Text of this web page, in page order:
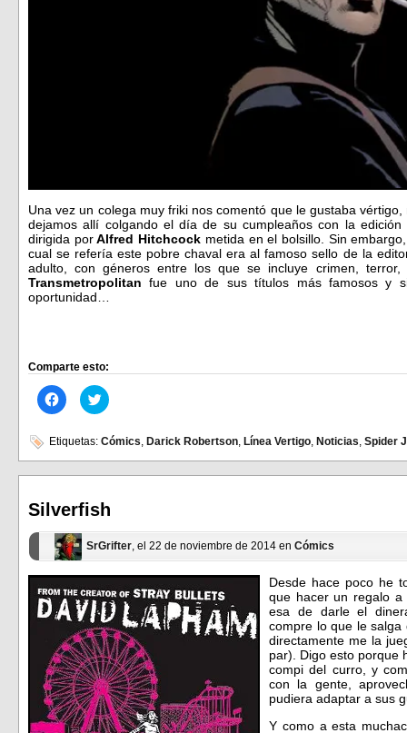
Una vez un colega muy friki nos comentó que le gustaba
dejamos allí colgando el día de su cumpleaños con la
dirigida porAlfred Hitchcock metida en el bolsillo. Sin
cual se refería este pobre chaval era al famoso sello de la
adulto, con géneros entre los que se incluye crimen,
Transmetropolitanfue uno de sus títulos más famosos y
oportunidad…
Comparte esto:
Haz
clic
en
Facebook
(Se
abre
ventana
nueva)
Haz
clic
en
(Se
abre
ventana
nueva)
Etiquetas: Cómics, Darick Robertson, Línea Vertigo, Noticias, Spider
Silverfish
SrGrifter, el 22 de noviembre de 2014 en Cómics
Desde hace poco he
que hacer un regalo
esa de darle el
compre lo que le salga
directamente me la
par). Digo esto porque
compi del curro, y
con la gente,
pudiera adaptar a sus
Y como a esta